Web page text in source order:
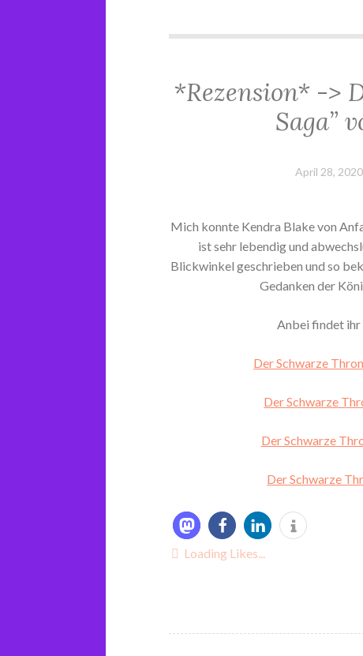
*Rezension* ->
Saga”
April 28, 2020
Mich konnte Kendra Blake von
ist sehr lebendig und
Blickwinkel geschrieben und so
Gedanken der
Anbei findet ihr
Der Schwarze
Der Schwarze
Der Schwarze
Der Schwarze
Loading Likes...